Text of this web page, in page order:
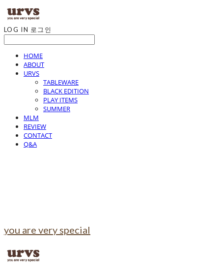
LOG IN 로그인
HOME
ABOUT
URVS
TABLEWARE
BLACK EDITION
PLAY ITEMS
SUMMER
MLM
REVIEW
CONTACT
Q&A
you are very special